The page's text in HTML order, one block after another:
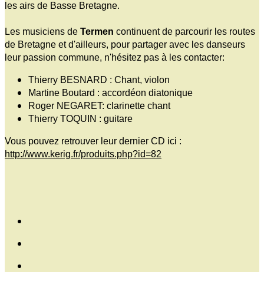
les airs de Basse Bretagne.
Les musiciens de Termen continuent de parcourir les routes
de Bretagne et d'ailleurs, pour partager avec les danseurs
leur passion commune, n'hésitez pas à les contacter:
Thierry BESNARD : Chant, violon
Martine Boutard : accordéon diatonique
Roger NEGARET: clarinette chant
Thierry TOQUIN : guitare
Vous pouvez retrouver leur dernier CD ici :
http://www.kerig.fr/produits.php?id=82